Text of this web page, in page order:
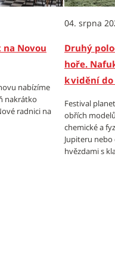
Novou
nabízíme
nakrátko
radnici na
04. srpna
Druhý
hoře.
k vidění
Festival
obřích
chemické a
Jupiteru
hvězdami s